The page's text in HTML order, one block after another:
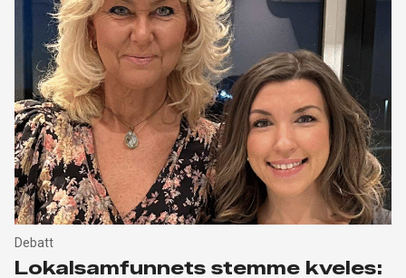
Debatt
Lokalsamfunnets stemme kveles: